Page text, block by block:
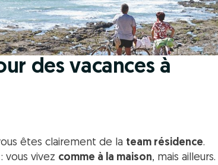
des vacances à
êtes clairement de la team résidence.
vous vivez comme à la maison, mais ailleurs.